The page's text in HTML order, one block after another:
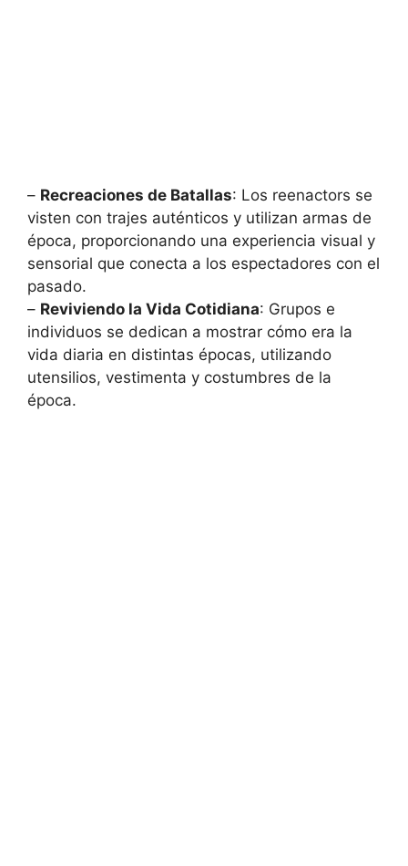
– Recreaciones de Batallas: Los reenactors se
visten con trajes auténticos y utilizan armas de
época, proporcionando una experiencia visual y
sensorial que conecta a los espectadores con el
pasado.
– Reviviendo la Vida Cotidiana: Grupos e
individuos se dedican a mostrar cómo era la
vida diaria en distintas épocas, utilizando
utensilios, vestimenta y costumbres de la
época.